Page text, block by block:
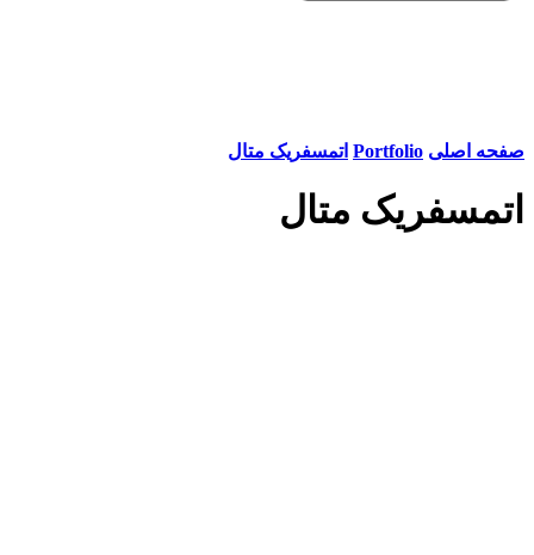
صفحه اصلی Portfolio اتمسفریک متال
اتمسفریک متال